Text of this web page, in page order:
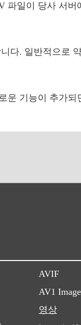
일이 당사 서버
다. 일반적으로
운 기능이 추가
AVIF
AV1
영상